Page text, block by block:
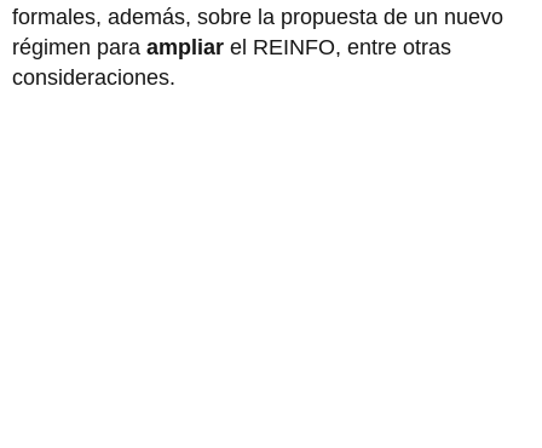
formales, además, sobre la propuesta de un nuevo
régimen para ampliar el REINFO, entre otras
consideraciones.